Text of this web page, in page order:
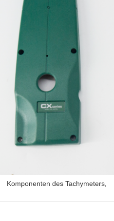
Komponenten des Tachymeters